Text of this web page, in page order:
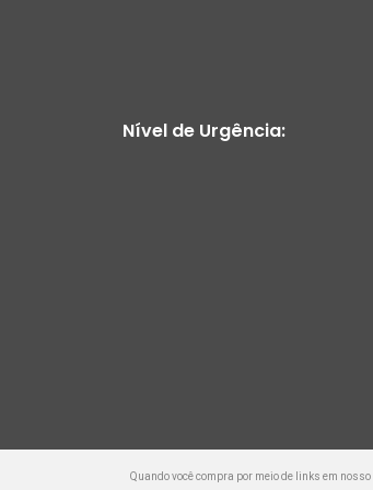
Nível de Urgência:
Quando você compra por meio de links em